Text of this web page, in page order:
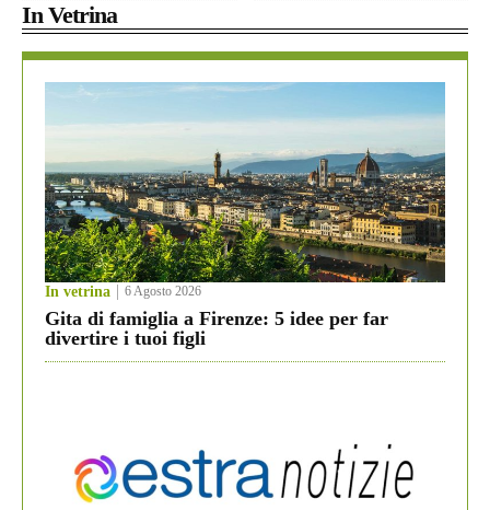
In Vetrina
In vetrina 6 Agosto 2026
Gita di famiglia a Firenze: 5 idee per far
divertire i tuoi figli